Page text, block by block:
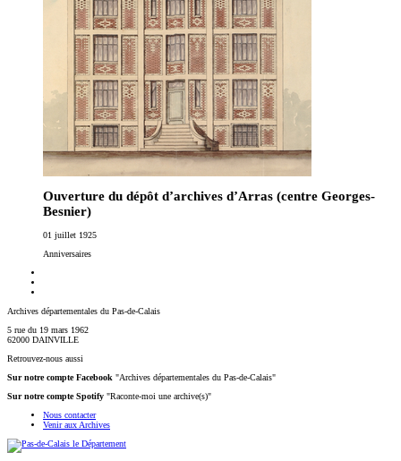
Ouverture du dépôt d’archives d’Arras (centre Georges-
Besnier)
01 juillet 1925
Anniversaires
Archives départementales du Pas-de-Calais
5 rue du 19 mars 1962
62000 DAINVILLE
Retrouvez-nous aussi
Sur notre compte Facebook "Archives départementales du Pas-de-Calais"
Sur notre compte Spotify "Raconte-moi une archive(s)"
Nous contacter
Venir aux Archives